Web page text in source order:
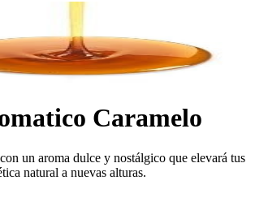
Caramelo
un aroma dulce y nostálgico que elevará tus
natural a nuevas alturas.